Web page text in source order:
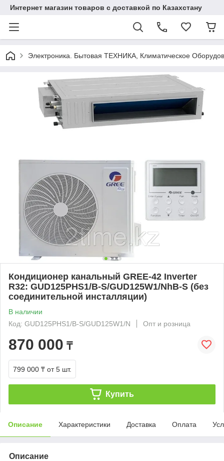
Интернет магазин товаров с доставкой по Казахстану
Электроника. Бытовая ТЕХНИКА, Климатическое
Кондиционер канальный GREE-42 Inverter
R32: GUD125PHS1/B-S/GUD125W1/NhB-S (без
соединительной инсталляции)
В наличии
Код: GUD125PHS1/B-S/GUD125W1/N
Опт и розница
870 000 ₸
799 000 ₸ от 5 шт.
Купить
Описание Характеристики Доставка Оплата
Описание